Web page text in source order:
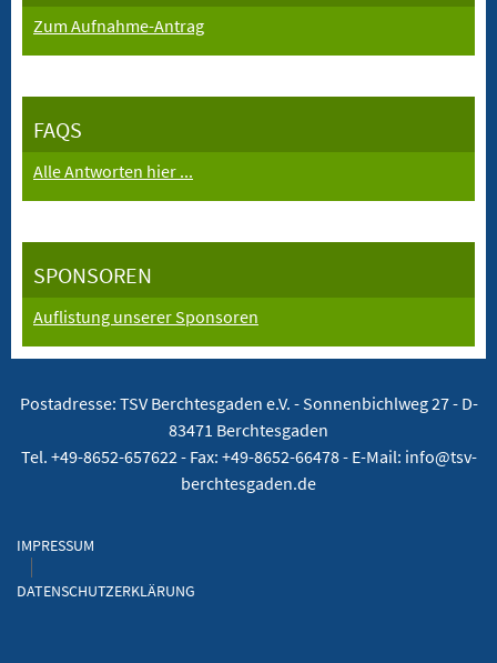
Zum Aufnahme-Antrag
FAQS
Alle Antworten hier ...
SPONSOREN
Auflistung unserer Sponsoren
Postadresse: TSV Berchtesgaden e.V. -Sonnenbichlweg 27 - D-
83471 Berchtesgaden
Tel. +49-8652-657622 - Fax: +49-8652-66478 - E-Mail: info@tsv-
berchtesgaden.de
IMPRESSUM
DATENSCHUTZERKLÄRUNG